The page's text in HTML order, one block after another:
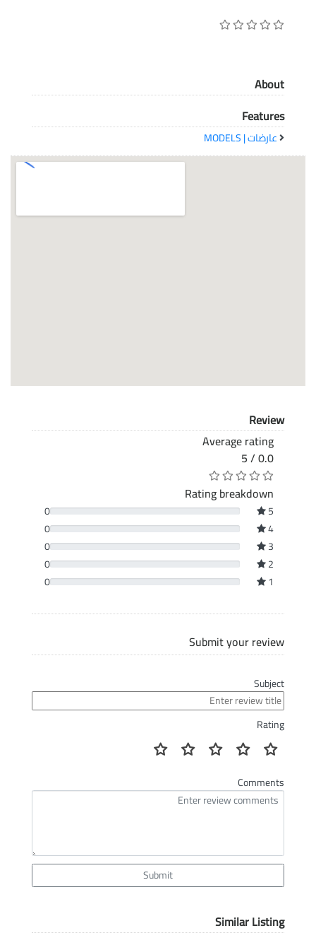
معاً نحو خلق مجتمع مبدع في عالم الأزياء
About
Features
عارضات | MODELS
Review
Average rating
0.0 / 5
Rating breakdown
5
0
4
0
3
0
2
0
1
0
Submit your review
Subject
Rating
Comments
Submit
Similar Listing